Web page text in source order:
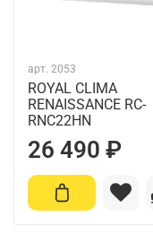
арт. 2053
ROYAL CLIMA
RENAISSANCE RC-
RNС22HN
26 490 ₽